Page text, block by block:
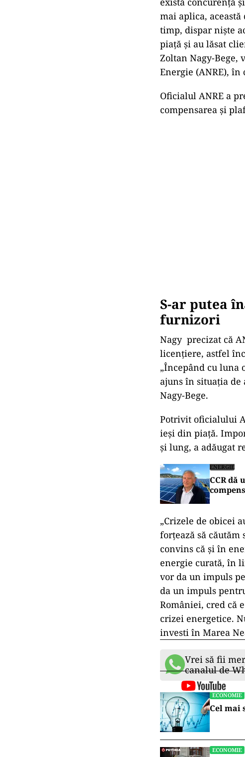
mai aplica,
timp, dispar nişte
piaţă şi au lăsat
Zoltan Nagy-
Energie (ANRE),
Oficialul ANRE a
compensarea şi
S-ar putea
furnizori
Nagy precizat că
licenţiere, astfel
„Începând cu luna
ajuns în situaţia
Nagy-Bege.
Potrivit oficialului
ieşi din piaţă.
şi lung, a adăugat
ENERGIE
CCR dă
„Crizele de obicei
forţează să
convins că şi în
energie curată, în
vor da un impuls
da un impuls
României, cred că
crizei energetice.
investi în Marea
Vrei să fii
canalul de
ECONOMIE
Cel mai
ECONOMIE